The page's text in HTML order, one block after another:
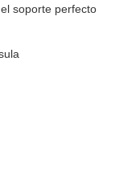
soporte perfecto